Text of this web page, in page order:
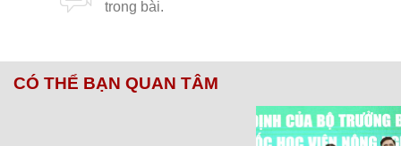
CÓ THỂ BẠN QUAN TÂM